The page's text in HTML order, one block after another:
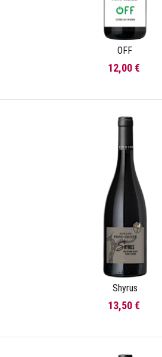
Ajouter au panier
OFF
12,00 €
Ajouter au panier
Shyrus
13,50 €